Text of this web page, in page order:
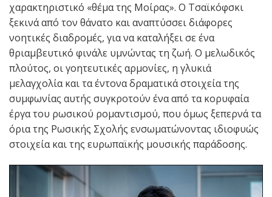
χαρακτηριστικό «θέμα της Μοίρας». Ο Τσαϊκόφσκι
ξεκινά από τον θάνατο και αναπτύσσει διάφορες
νοητικές διαδρομές, για να καταλήξει σε ένα
θριαμβευτικό φινάλε υμνώντας τη ζωή. Ο μελωδικός
πλούτος, οι γοητευτικές αρμονίες, η γλυκιά
μελαγχολία και τα έντονα δραματικά στοιχεία της
συμφωνίας αυτής συγκροτούν ένα από τα κορυφαία
έργα του ρωσικού ρομαντισμού, που όμως ξεπερνά τα
όρια της Ρωσικής Σχολής ενσωματώνοντας ιδιοφυώς
στοιχεία και της ευρωπαϊκής μουσικής παράδοσης.